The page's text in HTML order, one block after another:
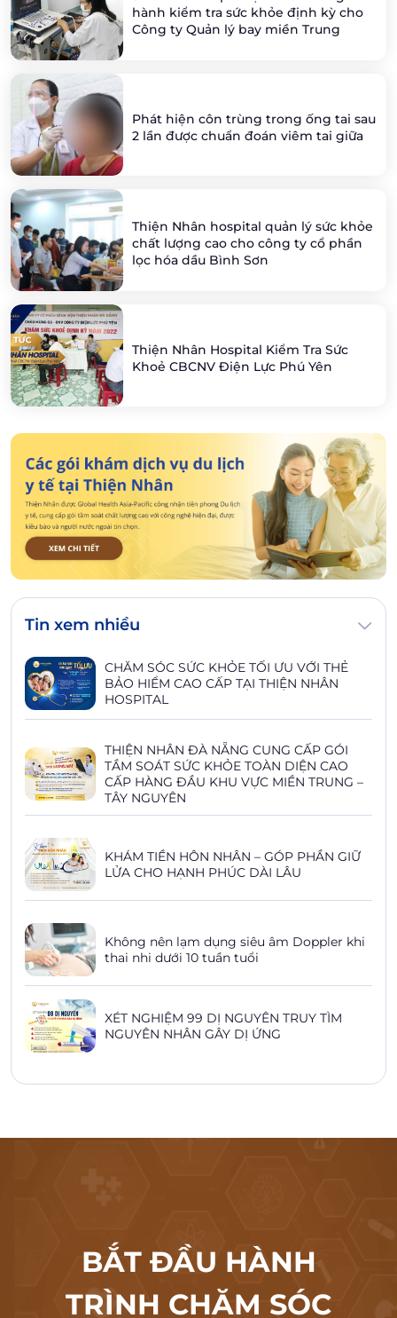
hành kiểm tra sức khỏe định kỳ cho
Công ty Quản lý bay miền Trung
Phát hiện côn trùng trong ống tai sau
2 lần được chuẩn đoán viêm tai giữa
Thiện Nhân hospital quản lý sức khỏe
chất lượng cao cho công ty cổ phần
lọc hóa dầu Bình Sơn
Thiện Nhân Hospital Kiểm Tra Sức
Khoẻ CBCNV Điện Lực Phú Yên
Tin xem nhiều
CHĂM SÓC SỨC KHỎE TỐI ƯU VỚI THẺ
BẢO HIỂM CAO CẤP TẠI THIỆN NHÂN
HOSPITAL
THIỆN NHÂN ĐÀ NẴNG CUNG CẤP GÓI
TẦM SOÁT SỨC KHỎE TOÀN DIỆN CAO
CẤP HÀNG ĐẦU KHU VỰC MIỀN TRUNG –
TÂY NGUYÊN
KHÁM TIỀN HÔN NHÂN – GÓP PHẦN GIỮ
LỬA CHO HẠNH PHÚC DÀI LÂU
Không nên lạm dụng siêu âm Doppler khi
thai nhi dưới 10 tuần tuổi
XÉT NGHIỆM 99 DỊ NGUYÊN TRUY TÌM
NGUYÊN NHÂN GÂY DỊ ỨNG
BẮT ĐẦU HÀNH
TRÌNH CHĂM SÓC